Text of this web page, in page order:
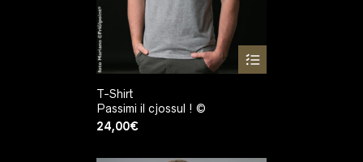
T-Shirt
Passimi il cjossul ! ©
24,00€